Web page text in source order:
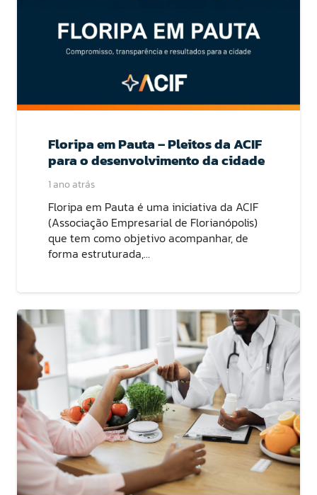
Floripa em Pauta – Pleitos da ACIF
para o desenvolvimento da cidade
1 ano atrás
Floripa em Pauta é uma iniciativa da ACIF
(Associação Empresarial de Florianópolis)
que tem como objetivo acompanhar, de
forma estruturada,…